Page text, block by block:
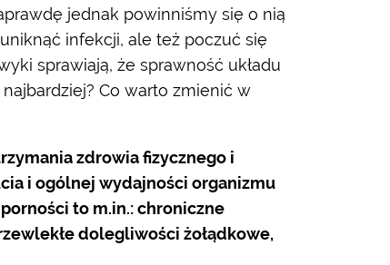
jednak powinniśmy się o nią
infekcji, ale też poczuć się
sprawiają, że sprawność układu
Co warto zmienić w
zdrowia fizycznego i
i ogólnej wydajności organizmu
to m.in.: chroniczne
dolegliwości żołądkowe,